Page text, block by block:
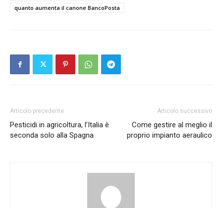
quanto aumenta il canone BancoPosta
Articolo precedente
Pesticidi in agricoltura, l’Italia è
seconda solo alla Spagna
Articolo successivo
Come gestire al meglio il
proprio impianto aeraulico